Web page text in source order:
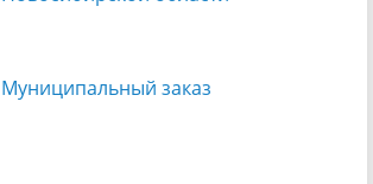
Муниципальный заказ